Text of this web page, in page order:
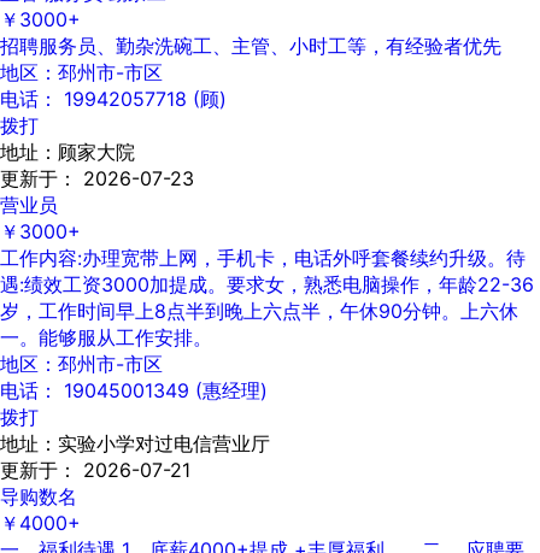
￥3000+
招聘服务员、勤杂洗碗工、主管、小时工等，有经验者优先
地区：邳州市-市区
电话： 19942057718 (顾)
拨打
地址：顾家大院
更新于： 2026-07-23
营业员
￥3000+
工作内容:办理宽带上网，手机卡，电话外呼套餐续约升级。待
遇:绩效工资3000加提成。要求女，熟悉电脑操作，年龄22-36
岁，工作时间早上8点半到晚上六点半，午休90分钟。上六休
一。能够服从工作安排。
地区：邳州市-市区
电话： 19045001349 (惠经理)
拨打
地址：实验小学对过电信营业厅
更新于： 2026-07-21
导购数名
￥4000+